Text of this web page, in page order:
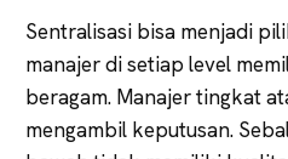
Sentralisasi bisa menjadi
manajer di setiap level
beragam. Manajer tingkat
mengambil keputusan.